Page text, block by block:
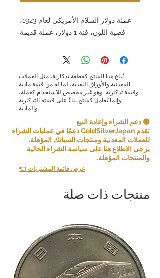
عملة دولار السلام الأمريكي لعام 1923،
فضية اللون، فئة 1 دولار، عملة قديمة
يُباع هذا المنتج كقطعة تذكارية، مثل العملات
المعدنية والأوراق النقدية، لما له من قيمة مادية
وقيمة تذكارية. وهو غير مخصص للاستخدام كعملة،
وإنما يُعامل كمنتج بناءً على قيمته التذكارية
🟢 دعم الشراء وإعادة البيع
تقدم GoldSilverJapan دعمًا في عمليات الشراء
للعملات المعدنية ومنتجات السبائك المؤهلة.
يرجى الاطلاع هنا على سياسة الشراء الحالية
والمنتجات المؤهلة.
👈 عرض قائمة المشتريات
منتجات ذات صلة